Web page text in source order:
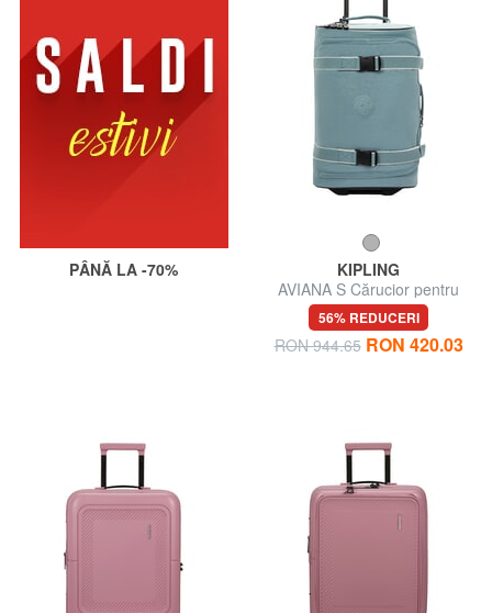
PÂNĂ LA -70%
KIPLING
AVIANA S Cărucior pentru
bagaje de mână
56% REDUCERI
RON 944.65 RON 420.03